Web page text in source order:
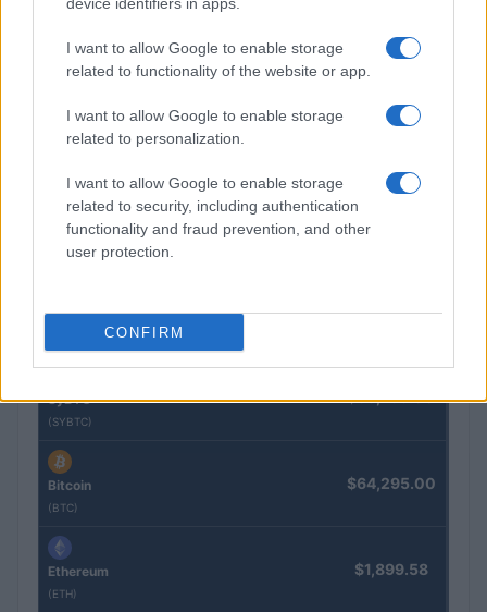
I want to allow Google to enable storage
related to functionality of the website or app.
I want to allow Google to enable storage
related to personalization.
I want to allow Google to enable storage
related to security, including authentication
functionality and fraud prevention, and other
user protection.
CONFIRM
Kinza Babylon Staked BTC
(KBTC)
$83,270.00
Eureka Bridged PAX Gold (Terra
JDB
(JDB)
$0.022
kpk ETH Prime
(KPK ETH PRIME)
$2,034.90
SyBTC
(SYBTC)
$85,763.00
Bitcoin
(BTC)
$64,295.00
Ethereum
(ETH)
$1,899.58